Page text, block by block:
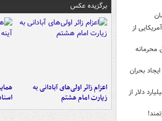
از
محرمانه
بحران
مجبور به پس‌دادن ۱۰۰ میلیارد دلار از
برگزیده عکس
اعزام زائر اولی‌های آبادانی به
زیارت امام هشتم